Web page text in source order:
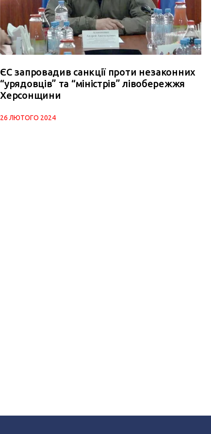
ЄС запровадив санкції проти незаконних
“урядовців” та “міністрів” лівобережжя
Херсонщини
26 ЛЮТОГО 2024